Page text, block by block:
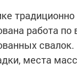
работа
места